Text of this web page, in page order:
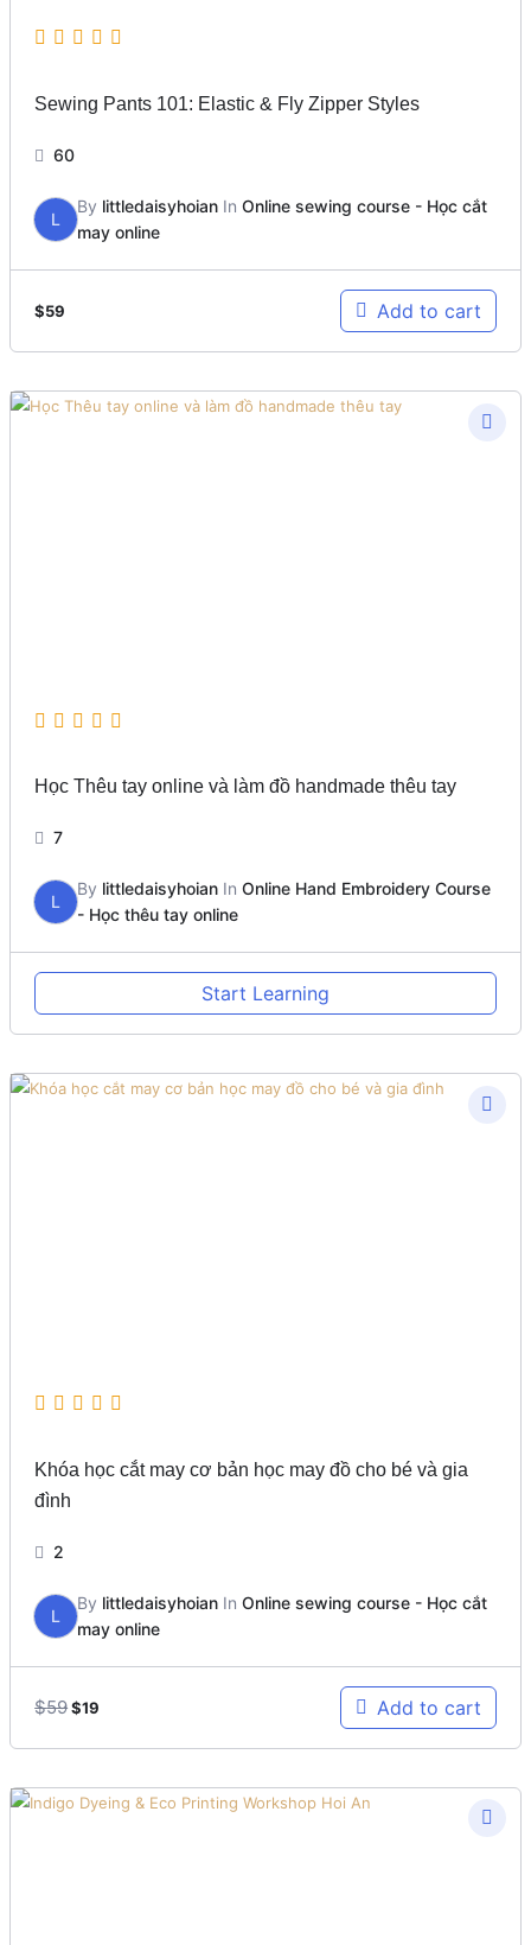
Sewing Pants 101: Elastic & Fly Zipper Styles
60
L
By littledaisyhoian InOnline sewing course - Học cắt
may online
$59 Add to cart
Học Thêu tay online và làm đồ handmade thêu tay
7
L
By littledaisyhoian InOnline Hand Embroidery Course
- Học thêu tay online
Start Learning
Khóa học cắt may cơ bản học may đồ cho bé và gia
đình
2
L
By littledaisyhoian InOnline sewing course - Học cắt
may online
$59Original
was:
$19
is:
Add to cart